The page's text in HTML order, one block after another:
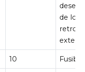
de los
10